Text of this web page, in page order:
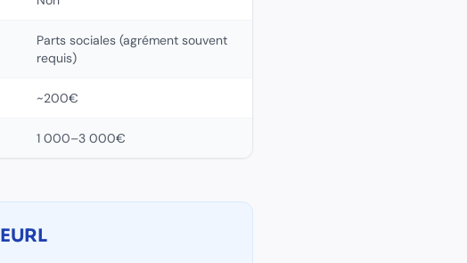
Parts sociales (agrément souvent
requis)
~200€
1 000–3 000€
EURL